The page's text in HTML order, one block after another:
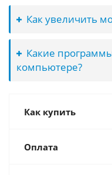
Как увеличить
Какие
компьютере?
Как купить
Оплата